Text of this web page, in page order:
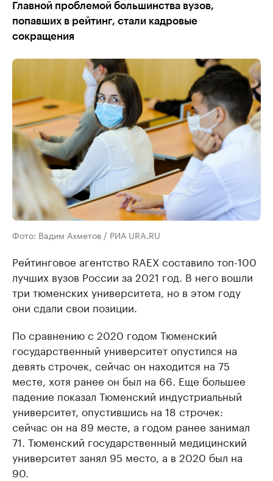
Главной проблемой большинства вузов,
попавших в рейтинг, стали кадровые
сокращения
Фото: Вадим Ахметов / РИА URA.RU
Рейтинговое агентство RAEX составило топ-100
лучших вузов России за 2021 год. В него вошли
три тюменских университета, но в этом году
они сдали свои позиции.
По сравнению с 2020 годом Тюменский
государственный университет опустился на
девять строчек, сейчас он находится на 75
месте, хотя ранее он был на 66. Еще большее
падение показал Тюменский индустриальный
университет, опустившись на 18 строчек:
сейчас он на 89 месте, а годом ранее занимал
71. Тюменский государственный медицинский
университет занял 95 место, а в 2020 был на
90.